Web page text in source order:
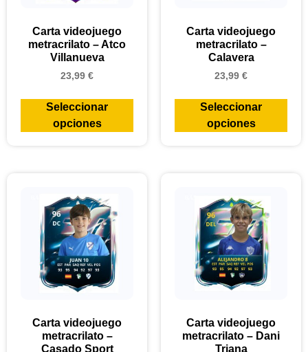
Carta videojuego
metracrilato – Atco
Villanueva
23,99 €
Seleccionar
opciones
Carta videojuego
metracrilato –
Calavera
23,99 €
Seleccionar
opciones
Carta videojuego
metracrilato –
Casado Sport
Carta videojuego
metracrilato – Dani
Triana